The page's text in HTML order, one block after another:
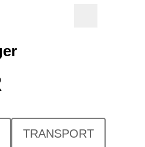
TRANSPORT